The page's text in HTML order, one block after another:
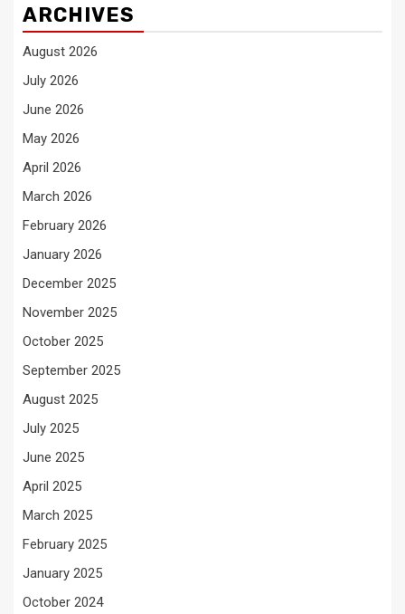
ARCHIVES
August 2026
July 2026
June 2026
May 2026
April 2026
March 2026
February 2026
January 2026
December 2025
November 2025
October 2025
September 2025
August 2025
July 2025
June 2025
April 2025
March 2025
February 2025
January 2025
October 2024